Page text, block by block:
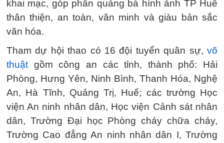
khai mạc, góp phần quảng bá hình ảnh TP Huế
thân thiện, an toàn, văn minh và giàu bản sắc
văn hóa.
Tham dự hội thao có 16 đội tuyển quân sự, võ
thuật gồm công an các tỉnh, thành phố: Hải
Phòng, Hưng Yên, Ninh Bình, Thanh Hóa, Nghệ
An, Hà Tĩnh, Quảng Trị, Huế; các trường Học
viện An ninh nhân dân, Học viện Cảnh sát nhân
dân, Trường Đại học Phòng cháy chữa cháy,
Trường Cao đẳng An ninh nhân dân I, Trường